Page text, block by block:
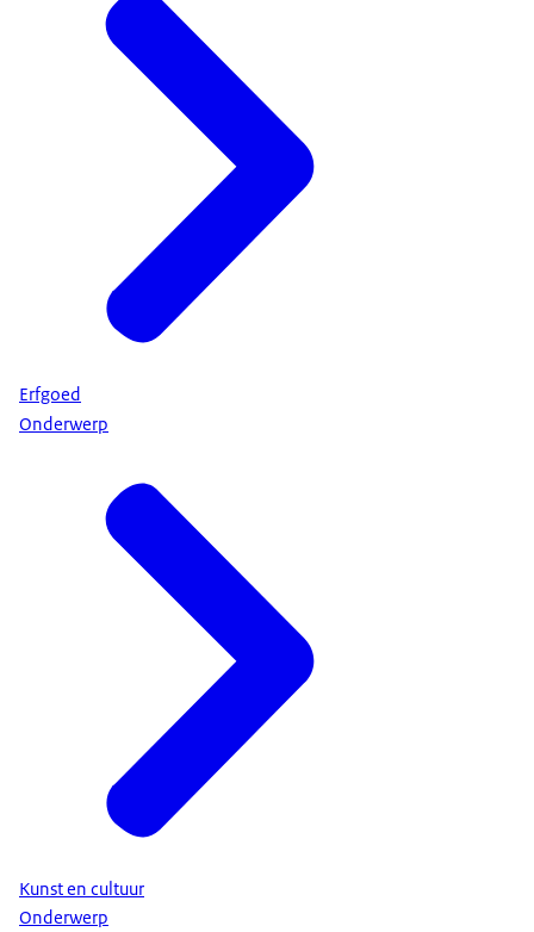
Erfgoed
Onderwerp
Kunst en cultuur
Onderwerp